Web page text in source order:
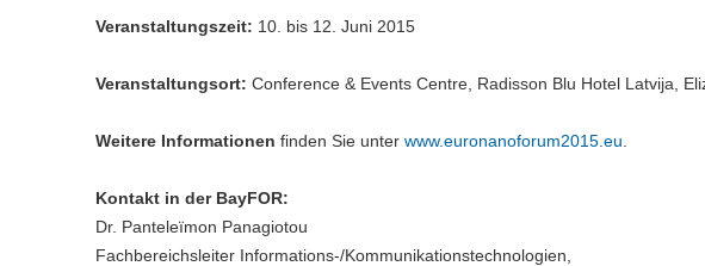
Veranstaltungszeit: 10. bis 12. Juni 2015
Veranstaltungsort: Conference & Events Centre, Radisson Blu Hotel Latvija,
Weitere Informationen finden Sie unter www.euronanoforum2015.eu
Kontakt in der BayFOR:
Dr. Panteleïmon Panagiotou
Fachbereichsleiter Informations-/Kommunikationstechnologien,